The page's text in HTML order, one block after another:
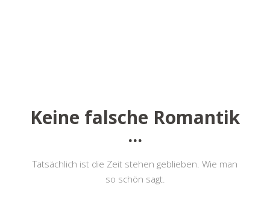
Keine falsche Romantik
...
Tatsächlich ist die Zeit stehen geblieben. Wie man
so schön sagt.